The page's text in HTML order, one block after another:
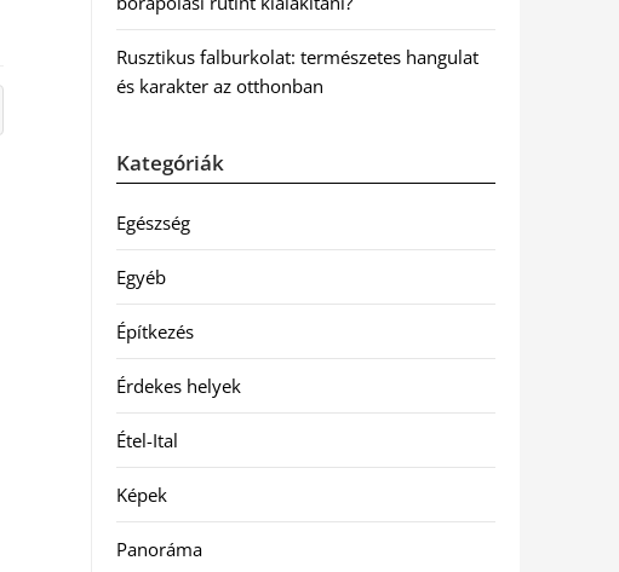
Rusztikus falburkolat: természetes hangulat
és karakter az otthonban
Kategóriák
Egészség
Egyéb
Építkezés
Érdekes helyek
Étel-Ital
Képek
Panoráma